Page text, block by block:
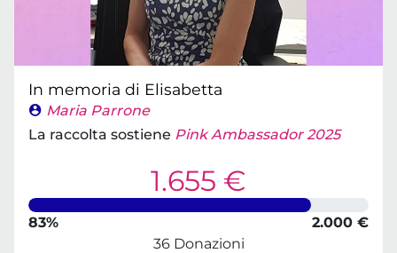
In memoria di Elisabetta
Maria Parrone
La raccolta sostiene Pink Ambassador 2025
1.655 €
83%
2.000 €
36 Donazioni